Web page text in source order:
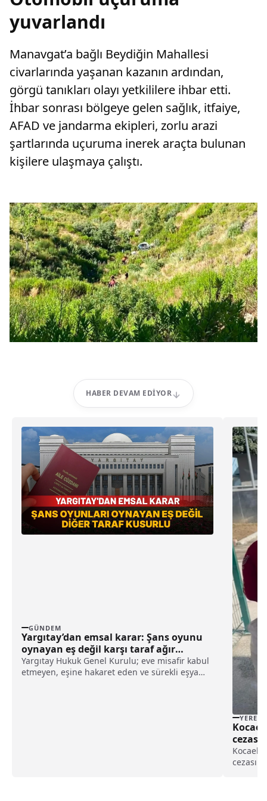
yuvarlandı
Manavgat’a bağlı Beydiğin Mahallesi
civarlarında yaşanan kazanın ardından,
görgü tanıkları olayı yetkililere ihbar etti.
İhbar sonrası bölgeye gelen sağlık, itfaiye,
AFAD ve jandarma ekipleri, zorlu arazi
şartlarında uçuruma inerek araçta bulunan
kişilere ulaşmaya çalıştı.
HABER DEVAM EDIYOR
GÜNDEM
Yargıtay’dan emsal karar: Şans oyunu
oynayan eş değil karşı taraf ağır
kusurlu sayıldı
Yargıtay Hukuk Genel Kurulu; eve misafir kabul
etmeyen, eşine hakaret eden ve sürekli eşya
YEREL
cezası